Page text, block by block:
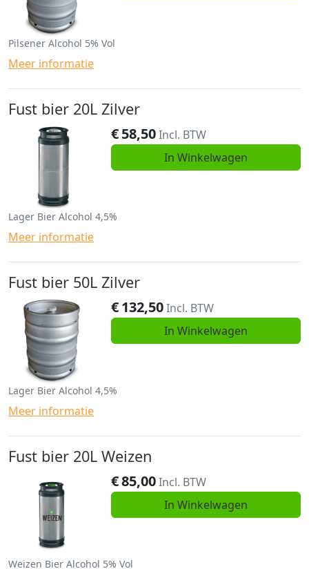
Pilsener Alcohol 5% Vol
Meer informatie
Fust bier 20L Zilver
€58,50Incl. BTW
In Winkelwagen
Lager Bier Alcohol 4,5%
Meer informatie
Fust bier 50L Zilver
€132,50Incl. BTW
In Winkelwagen
Lager Bier Alcohol 4,5%
Meer informatie
Fust bier 20L Weizen
€85,00Incl. BTW
In Winkelwagen
Weizen Bier Alcohol 5% Vol